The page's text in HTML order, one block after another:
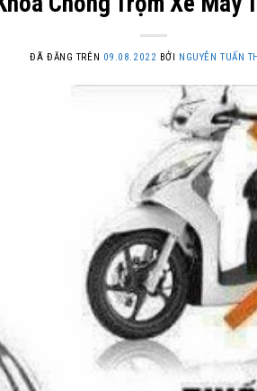
ĐÃ ĐĂNG TRÊN 09.08.2022 BỞI NGUYỄN TUẤN